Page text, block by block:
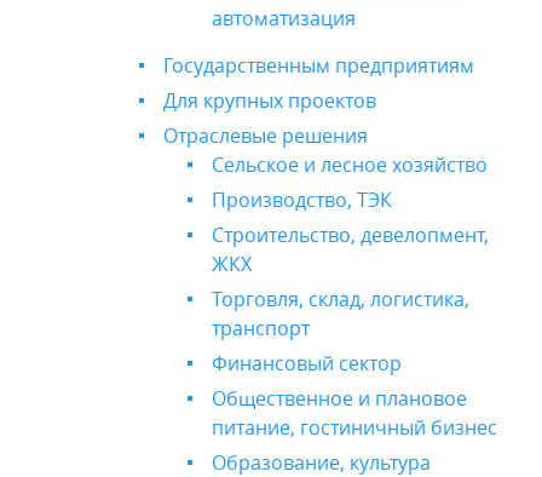
автоматизация
Государственным предприятиям
Для крупных проектов
Отраслевые решения
Сельское и лесное хозяйство
Производство, ТЭК
Строительство, девелопмент,
ЖКХ
Торговля, склад, логистика,
транспорт
Финансовый сектор
Общественное и плановое
питание, гостиничный бизнес
Образование, культура